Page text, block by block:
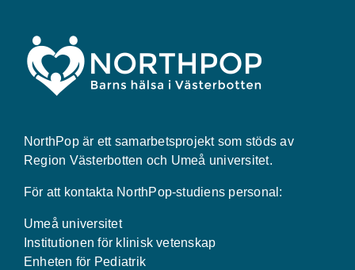
NorthPop är ett samarbetsprojekt som stöds av
Region Västerbotten och Umeå universitet.
För att kontakta NorthPop-studiens personal:
Umeå universitet
Institutionen för klinisk vetenskap
Enheten för Pediatrik